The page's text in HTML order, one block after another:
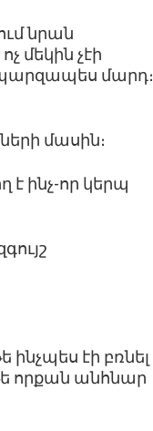
նրան
մեկին չէի
պարզապես մարդ։
մասին։
է ինչ-որ կերպ
ինչպես էի բռնել
որքան անհնար